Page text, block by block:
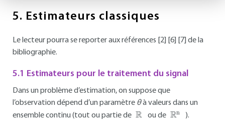
5. Estimateurs classiques
Le lecteur pourra se reporter aux références [2] [6] [7] de la
bibliographie.
5.1 Estimateurs pour le traitement du signal
Dans un problème d’estimation, on suppose que
l’observation dépend d’un paramètre θà valeurs dans un
ensemble continu (tout ou partie de
ou de
).